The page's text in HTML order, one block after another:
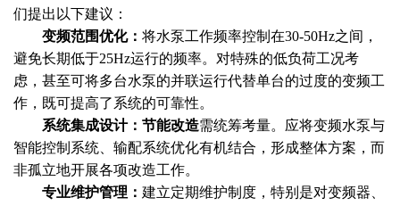
们提出以下建议：
变频范围优化： 将水泵工作频率控制在30-50Hz之间，
避免长期低于25Hz运行的频率。对特殊的低负荷工况考
虑，甚至可将多台水泵的并联运行代替单台的过度的变频工
作，既可提高了系统的可靠性。
系统集成设计：节能改造需统筹考量。应将变频水泵与
智能控制系统、输配系统优化有机结合，形成整体方案，而
非孤立地开展各项改造工作。
专业维护管理： 建立定期维护制度，特别是对变频器、